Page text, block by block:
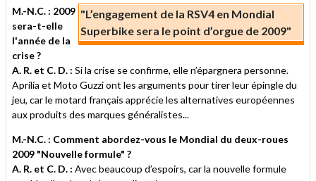
"L’engagement de la RSV4 en Mondial
Superbike sera le point d’orgue de 2009"
M.-N.C. : 2009
sera-t-elle
l'année de la
crise ?
A. R. et C. D. : Si la crise se confirme, elle n’épargnera personne.
Aprilia et Moto Guzzi ont les arguments pour tirer leur épingle du
jeu, car le motard français apprécie les alternatives européennes
aux produits des marques généralistes...
M.-N.C. : Comment abordez-vous le Mondial du deux-roues
2009 "Nouvelle formule" ?
A. R. et C. D. : Avec beaucoup d’espoirs, car la nouvelle formule